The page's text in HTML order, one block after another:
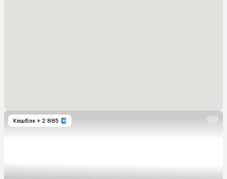
Кешбэк + 2 885